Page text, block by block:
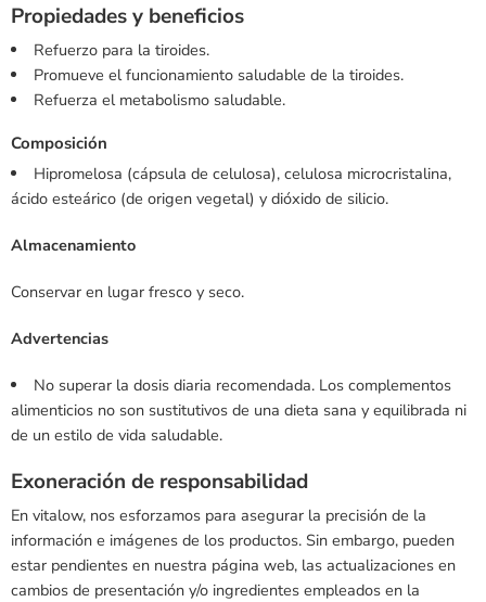
Propiedades y beneficios
Refuerzo para la tiroides.
Promueve el funcionamiento saludable de la tiroides.
Refuerza el metabolismo saludable.
Composición
Hipromelosa (cápsula de celulosa), celulosa microcristalina,
ácido esteárico (de origen vegetal) y dióxido de silicio.
Almacenamiento
Conservar en lugar fresco y seco.
Advertencias
No superar la dosis diaria recomendada. Los complementos
alimenticios no son sustitutivos de una dieta sana y equilibrada ni
de un estilo de vida saludable.
Exoneración de responsabilidad
En vitalow, nos esforzamos para asegurar la precisión de la
información e imágenes de los productos. Sin embargo, pueden
estar pendientes en nuestra página web, las actualizaciones en
cambios de presentación y/o ingredientes empleados en la